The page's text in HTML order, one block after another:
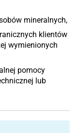
mineralnych,
klientów
wymienionych
pomocy
lub